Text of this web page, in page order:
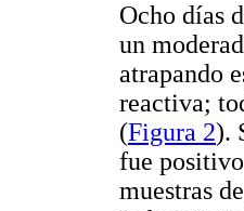
Ocho días
un
atrapando
reactiva;
(Figura 2).
fue
muestras